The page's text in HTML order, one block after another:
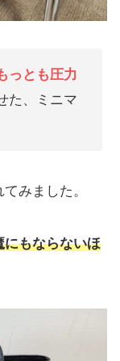
っとも圧力
た、ミニマ
みました。
にもならないほ